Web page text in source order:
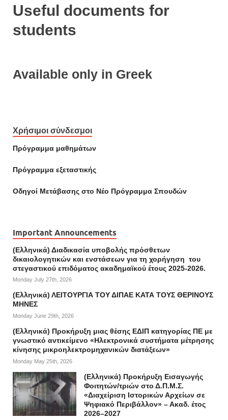
Useful documents for
students
Available only in Greek
Χρήσιμοι σύνδεσμοι
Πρόγραμμα μαθημάτων
Πρόγραμμα εξεταστικής
Οδηγοί Mετάβασης στο Νέο Πρόγραμμα Σπουδών
Important Announcements
(Ελληνικά) Διαδικασία υποβολής πρόσθετων
δικαιολογητικών και ενστάσεων για τη χορήγηση του
στεγαστικού επιδόματος ακαδημαϊκού έτους 2025-2026.
Monday July 27th, 2026
(Ελληνικά) ΛΕΙΤΟΥΡΓΙΑ ΤΟΥ ΔΙΠΑΕ ΚΑΤΑ ΤΟΥΣ ΘΕΡΙΝΟΥΣ
ΜΗΝΕΣ
Monday June 29th, 2026
(Ελληνικά) Προκήρυξη μιας θέσης ΕΔΙΠ κατηγορίας ΠΕ με
γνωστικό αντικείμενο «Ηλεκτρονικά συστήματα μέτρησης
κίνησης μικροηλεκτρομηχανικών διατάξεων»
Monday May 25th, 2026
(Ελληνικά) Προκήρυξη Εισαγωγής
Φοιτητών/τριών στο Δ.Π.Μ.Σ.
«Διαχείριση Ιστορικών Αρχείων σε
Ψηφιακό Περιβάλλον» – Ακαδ. έτος
2026–2027